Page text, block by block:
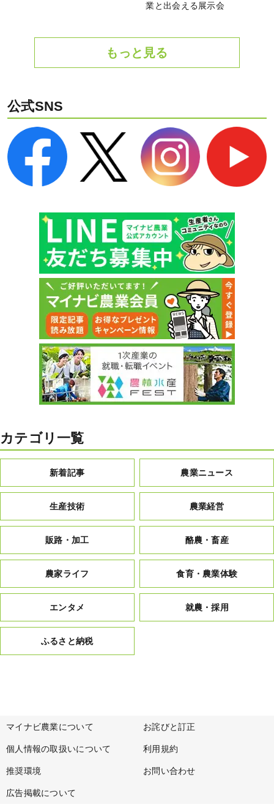
業と出会える展示会
もっと見る
公式SNS
カテゴリ一覧
新着記事 農業ニュース
生産技術 農業経営
販路・加工 酪農・畜産
農家ライフ 食育・農業体験
エンタメ 就農・採用
ふるさと納税
マイナビ農業について お詫びと訂正
個人情報の取扱いについて 利用規約
推奨環境 お問い合わせ
広告掲載について